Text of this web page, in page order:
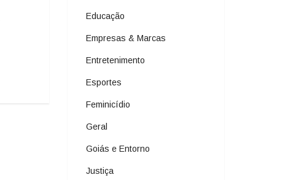
Educação
Empresas & Marcas
Entretenimento
Esportes
Feminicídio
Geral
Goiás e Entorno
Justiça